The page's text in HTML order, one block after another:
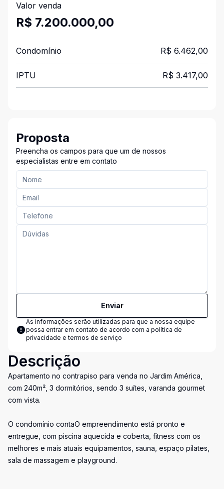
Valor venda
R$ 7.200.000,00
Condomínio R$ 6.462,00
IPTU R$ 3.417,00
Proposta
Preencha os campos para que um de nossos
especialistas entre em contato
Enviar
As informações serão utilizadas para que a nossa equipe
possa entrar em contato de acordo com a política de
privacidade e termos de serviço
Descrição
Apartamento no contrapiso para venda no Jardim América,
com 240m², 3 dormitórios, sendo 3 suítes, varanda gourmet
com vista.
O condomínio contaO empreendimento está pronto e
entregue, com piscina aquecida e coberta, fitness com os
melhores e mais atuais equipamentos, sauna, espaço pilates,
sala de massagem e playground.